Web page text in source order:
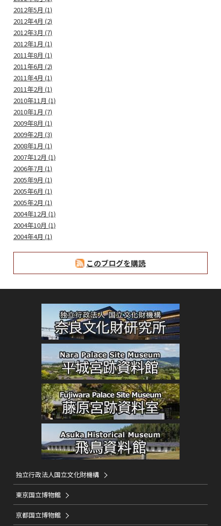
2012年5月 (1)
2012年4月 (2)
2012年3月 (7)
2012年1月 (1)
2011年8月 (1)
2011年6月 (2)
2011年4月 (1)
2011年2月 (1)
2010年11月 (1)
2010年1月 (7)
2009年8月 (1)
2009年2月 (3)
2008年1月 (1)
2007年12月 (1)
2006年7月 (1)
2005年9月 (1)
2005年6月 (1)
2005年2月 (1)
2004年12月 (1)
2004年10月 (1)
2004年4月 (1)
このブログを購読
独立行政法人国立文化財機構
東京国立博物館
京都国立博物館